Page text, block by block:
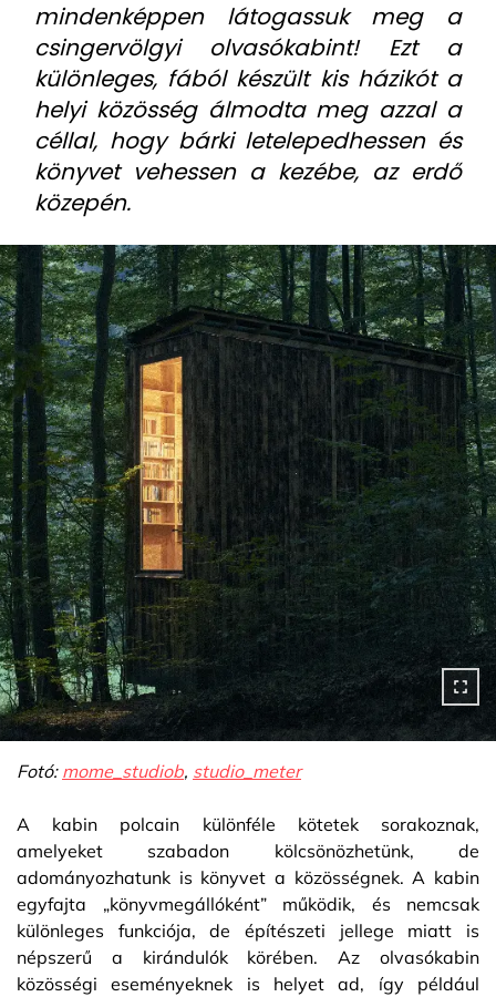
mindenképpen látogassuk meg a
csingervölgyi olvasókabint! Ezt a
különleges, fából készült kis házikót a
helyi közösség álmodta meg azzal a
céllal, hogy bárki letelepedhessen és
könyvet vehessen a kezébe, az erdő
közepén.
Fotó: mome_studiob, studio_meter
A kabin polcain különféle kötetek sorakoznak,
amelyeket szabadon kölcsönözhetünk, de
adományozhatunk is könyvet a közösségnek. A kabin
egyfajta „könyvmegállóként” működik, és nemcsak
különleges funkciója, de építészeti jellege miatt is
népszerű a kirándulók körében. Az olvasókabin
közösségi eseményeknek is helyet ad, így például